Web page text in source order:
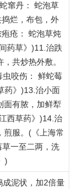
窜丹： 蛇泡草
烂，布包，外
疮： 蛇泡草炖
药草》)11.治跌
共炒热外敷。
虫咬伤： 鲜蛇莓
药》)13.治小面
面有脓，加鲜犁
西草药》)14.治
煎服。(《上海常
一至二两，洗
)
成泥状，加2倍量